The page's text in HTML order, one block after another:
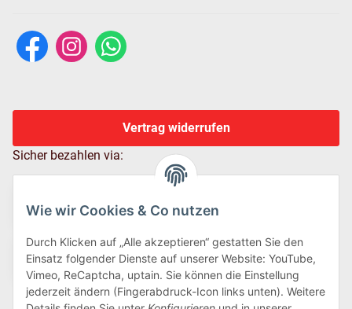
Wie wir Cookies & Co nutzen
Durch Klicken auf „Alle akzeptieren“ gestatten Sie den
Einsatz folgender Dienste auf unserer Website: YouTube,
Vimeo, ReCaptcha, uptain. Sie können die Einstellung
jederzeit ändern (Fingerabdruck-Icon links unten). Weitere
Vertrag widerrufen
Sicher bezahlen via: